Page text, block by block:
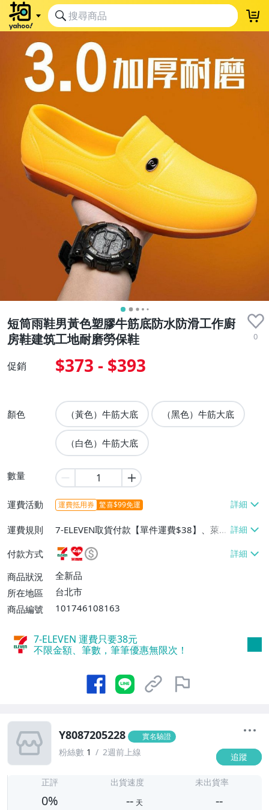
短筒雨鞋男黃色塑膠牛筋底防水防滑工作廚
房鞋建筑工地耐磨勞保鞋
0
促銷 $373 - $393
顏色 （黃色）牛筋大底 （黑色）牛筋大底
（白色）牛筋大底
數量
運費活動 運費抵用券 驚喜$99免運
運費規則
7-ELEVEN取貨付款【單件運費$38】、萊爾
富取貨付款【單件運費$60】、宅配/貨運
【單件運費$60】
付款方式
商品狀況
全新品
所在地區
台北市
商品編號
101746108163
7-ELEVEN 運費只要38元
不限金額、筆數，筆筆優惠無限次！
Y8087205228 實名驗證
粉絲數 1 2週前上線 追蹤
正評
0%
出貨速度
-- 天
未出貨率
--